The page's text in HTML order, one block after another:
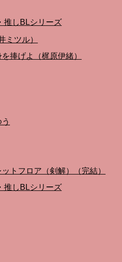
推しBLシリーズ
ミツル）
捧げよ（梶原伊緒）
トフロア（剣解）（完結）
推しBLシリーズ